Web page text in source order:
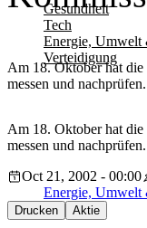
Gesundheit
Tech
Energie, Umwelt
Verteidigung
Am 18. Oktober hat
messen und nachprüfen.
Am 18. Oktober hat
messen und nachprüfen.
Oct 21, 2002 - 00:00
Energie, Umwelt
Drucken Aktie